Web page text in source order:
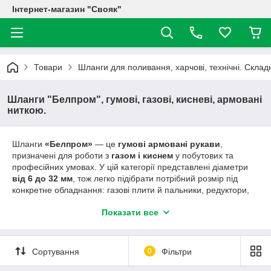
Інтернет-магазин "Свояк"
Товари Шланги для поливання, харчові, технічні.
Шланги "Белпром", гумові, газові, кисневі, армовані
ниткою.
Шланги «Белпром» — це гумові армовані рукави
призначені для роботи з газом і киснем у побутових та
професійних умовах. У цій категорії представлені діаметри
від 6 до 32 мм , тож легко підібрати потрібний розмір під
конкретне обладнання: газові плити й пальники, редуктори,
підключення (відповідно до призначення). 🔧🔥
краще тримати форму та зменшує ризик пошкоджень при
регулярній експлуатації. Шланги «Белпром» зручні в монтажі:
Показати все
Сортування 0 Фільтри